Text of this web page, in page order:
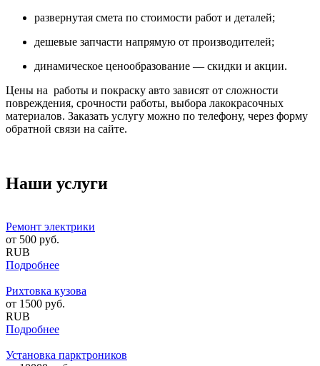
развернутая смета по стоимости работ и деталей;
дешевые запчасти напрямую от производителей;
динамическое ценообразование — скидки и акции.
Цены на работы и покраску авто зависят от сложности
повреждения, срочности работы, выбора лакокрасочных
материалов. Заказать услугу можно по телефону, через форму
обратной связи на сайте.
Наши услуги
Ремонт электрики
от 500 руб.
RUB
Подробнее
Рихтовка кузова
от 1500 руб.
RUB
Подробнее
Установка парктроников